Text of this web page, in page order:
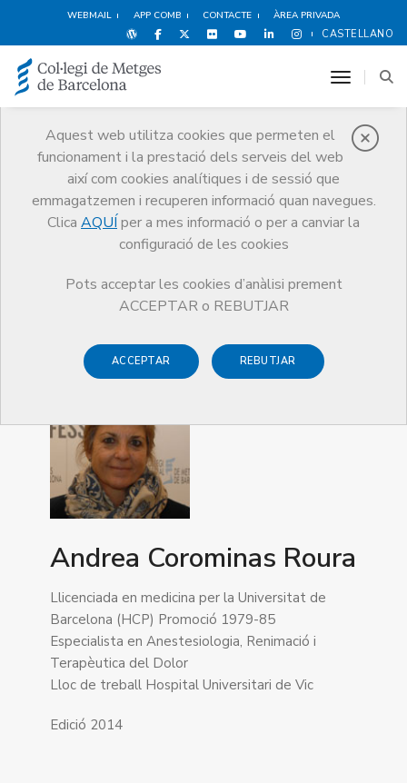
WEBMAIL APP COMB CONTACTE ÀREA PRIVADA
CASTELLANO
Aquest web utilitza cookies que permeten el
funcionament i la prestació dels serveis del web
així com cookies analítiques i de sessió que
emmagatzemen i recuperen informació quan navegues.
Clica AQUÍ per a mes informació o per a canviar la
configuració de les cookies
Pots acceptar les cookies d’anàlisi prement
ACCEPTAR o REBUTJAR
ACCEPTAR REBUTJAR
toggle
Premis
Premis Guardonat Edició 2014
Guardonat Edició 2014
Andrea Corominas Roura
Llicenciada en medicina per la Universitat de
Barcelona (HCP) Promoció 1979-85
Especialista en Anestesiologia, Renimació i
Terapèutica del Dolor
Lloc de treball Hospital Universitari de Vic
Edició 2014